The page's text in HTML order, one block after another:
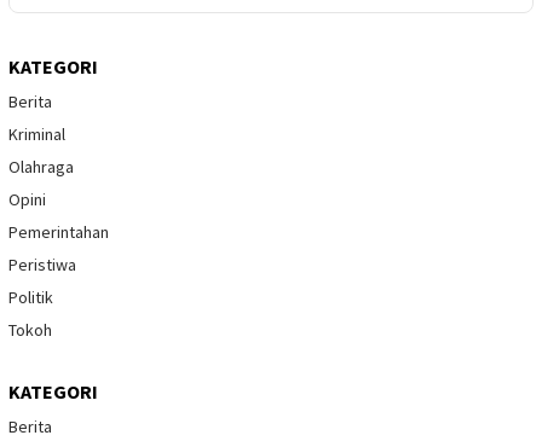
KATEGORI
Berita
Kriminal
Olahraga
Opini
Pemerintahan
Peristiwa
Politik
Tokoh
KATEGORI
Berita